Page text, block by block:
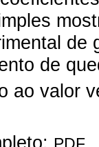
de
de
ao valor